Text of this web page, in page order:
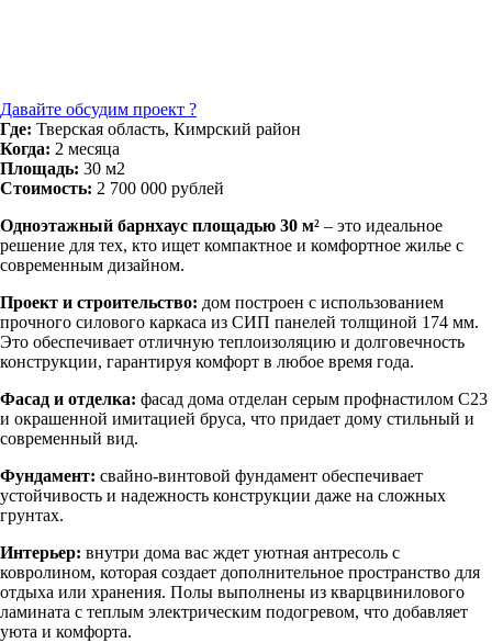
Давайте обсудим проект ?
Где: Тверская область, Кимрский район
Когда: 2 месяца
Площадь: 30 м2
Стоимость: 2 700 000 рублей
Одноэтажный барнхаус площадью 30 м² – это идеальное
решение для тех, кто ищет компактное и комфортное жилье с
современным дизайном.
Проект и строительство: дом построен с использованием
прочного силового каркаса из СИП панелей толщиной 174 мм.
Это обеспечивает отличную теплоизоляцию и долговечность
конструкции, гарантируя комфорт в любое время года.
Фасад и отделка: фасад дома отделан серым профнастилом С23
и окрашенной имитацией бруса, что придает дому стильный и
современный вид.
Фундамент: свайно-винтовой фундамент обеспечивает
устойчивость и надежность конструкции даже на сложных
грунтах.
Интерьер: внутри дома вас ждет уютная антресоль с
ковролином, которая создает дополнительное пространство для
отдыха или хранения. Полы выполнены из кварцвинилового
ламината с теплым электрическим подогревом, что добавляет
уюта и комфорта.